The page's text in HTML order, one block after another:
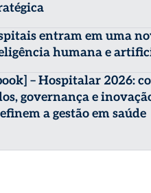
entram em uma
humana e
– Hospitalar 2026:
governança e
a gestão em saúde